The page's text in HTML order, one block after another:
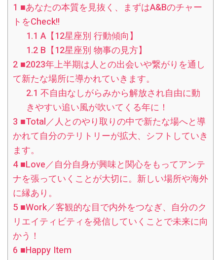
1 ■あなたの本質を見抜く、まずはA&Bのチャー
トをCheck!!
1.1 A【12星座別 行動傾向】
1.2 B【12星座別 物事の見方】
2■2023年上半期は人との出会いや繋がりを通し
て新たな場所に導かれていきます。
2.1 不自由なしがらみから解放され自由に動
きやすい追い風が吹いてくる年に！
3 ■Total／人とのやり取りの中で新たな場へと導
かれて自分のテリトリーが拡大、シフトしていき
ます。
4■Love／自分自身が興味と関心をもってアンテ
ナを張っていくことが大切に。新しい場所や海外
に縁あり。
5■Work／客観的な目で内外をつなぎ、自分のク
リエイティビティを発信していくことで未来に向
かう！
6 ■Happy Item